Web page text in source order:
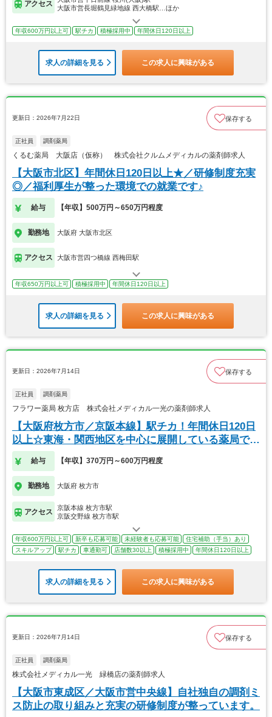
アクセス
大阪市営長堀鶴見緑地線 西大橋駅…ほか
年収600万円以上可 駅チカ 積極採用中 年間休日120日以上
求人の詳細を見る この求人に興味がある
更新日：2026年7月22日 保存する
正社員 調剤薬局
くるむ薬局 大阪店（仮称） 株式会社クルムメディカルの薬剤師求人
【大阪市北区】年間休日120日以上★／研修制度充実
◎／福利厚生が整った環境での就業です♪
給与 【年収】500万円～650万円程度
勤務地 大阪府 大阪市北区
アクセス 大阪市営四つ橋線 西梅田駅
年収650万円以上可 積極採用中 年間休日120日以上
求人の詳細を見る この求人に興味がある
更新日：2026年7月14日 保存する
正社員 調剤薬局
フラワー薬局 枚方店 株式会社メディカル一光の薬剤師求人
【大阪府枚方市／京阪本線】駅チカ！年間休日120日
以上☆東海・関西地区を中心に展開している薬局で
す！
給与 【年収】370万円～600万円程度
勤務地 大阪府 枚方市
アクセス
京阪本線 枚方市駅
京阪交野線 枚方市駅
年収600万円以上可 新卒も応募可能 未経験者も応募可能
住宅補助（手当）あり
スキルアップ
駅チカ 車通勤可 店舗数30以上 積極採用中 年間休日120日以上
求人の詳細を見る この求人に興味がある
更新日：2026年7月14日 保存する
正社員 調剤薬局
株式会社メディカル一光 緑橋店の薬剤師求人
【大阪市東成区／大阪市営中央線】自社独自の調剤ミ
ス防止の取り組みと充実の研修制度が整っています。